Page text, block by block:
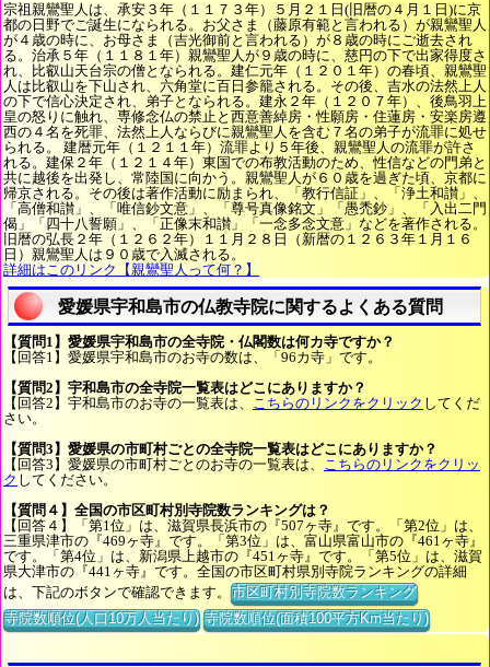
宗祖親鸞聖人は、承安３年（１１７３年）５月２１日(旧暦の４月１日)に京
都の日野でご誕生になられる。お父さま（藤原有範と言われる）が親鸞聖人
が４歳の時に、お母さま（吉光御前と言われる）が８歳の時にご逝去され
る。治承５年（１１８１年）親鸞聖人が９歳の時に、慈円の下で出家得度さ
れ、比叡山天台宗の僧となられる。建仁元年（１２０１年）の春頃、親鸞聖
人は比叡山を下山され、六角堂に百日参籠される。その後、吉水の法然上人
の下で信心決定され、弟子となられる。建永２年（１２０７年）、後鳥羽上
皇の怒りに触れ、専修念仏の禁止と西意善綽房・性願房・住蓮房・安楽房遵
西の４名を死罪、法然上人ならびに親鸞聖人を含む７名の弟子が流罪に処せ
られる。 建暦元年（１２１１年）流罪より５年後、親鸞聖人の流罪が許さ
れる。建保２年（１２１４年）東国での布教活動のため、性信などの門弟と
共に越後を出発し、常陸国に向かう。親鸞聖人が６０歳を過ぎた頃、京都に
帰京される。その後は著作活動に励まられ、「教行信証」、「浄土和讃」、
「高僧和讃」、「唯信鈔文意」、「尊号真像銘文」「愚禿鈔」、「入出二門
偈」「四十八誓願」、「正像末和讃」「一念多念文意」などを著作される。
旧暦の弘長２年（１２６２年）１１月２８日（新暦の１２６３年１月１６
日）親鸞聖人は９０歳で入滅される。
詳細はこのリンク【親鸞聖人って何？】
愛媛県宇和島市の仏教寺院に関するよくある質問
【質問1】愛媛県宇和島市の全寺院・仏閣数は何カ寺ですか？
【回答1】愛媛県宇和島市のお寺の数は、「96カ寺」です。
【質問2】宇和島市の全寺院一覧表はどこにありますか？
【回答2】宇和島市のお寺の一覧表は、 こちらのリンクをクリック してくだ
さい。
【質問3】愛媛県の市町村ごとの全寺院一覧表はどこにありますか？
【回答3】愛媛県の市町村ごとのお寺の一覧表は、 こちらのリンクをクリッ
ク してください。
【質問４】全国の市区町村別寺院数ランキングは？
【回答４】「第1位」は、滋賀県長浜市の『507ヶ寺』です。「第2位」は、
三重県津市の『469ヶ寺』です。「第3位」は、富山県富山市の『461ヶ寺』
です。「第4位」は、新潟県上越市の『451ヶ寺』です。「第5位」は、滋賀
県大津市の『441ヶ寺』です。全国の市区町村県別寺院ランキングの詳細
は、下記のボタンで確認できます。市区町村別寺院数ランキング
寺院数順位(人口10万人当たり) 寺院数順位(面積100平方Km当たり)